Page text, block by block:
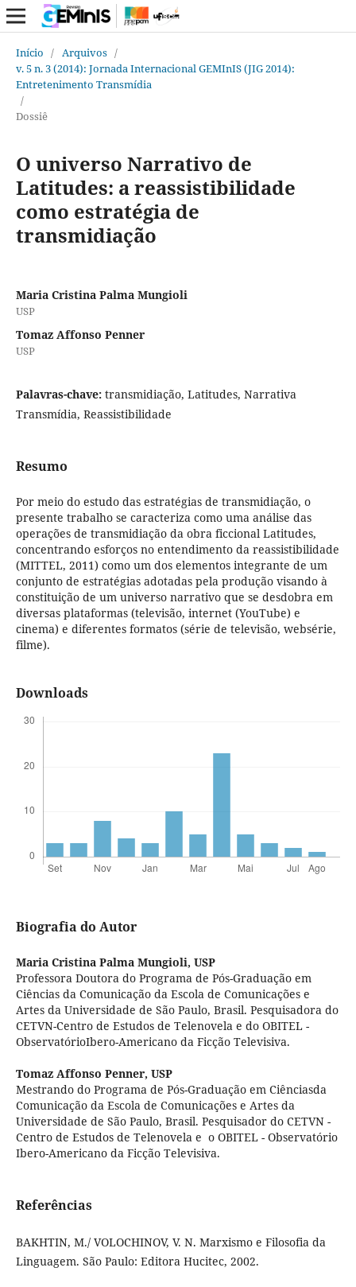
Início / Arquivos /
v. 5 n. 3 (2014): Jornada Internacional GEMInIS (JIG 2014):
Entretenimento Transmídia
/
Dossiê
O universo Narrativo de
Latitudes: a reassistibilidade
como estratégia de
transmidiação
Maria Cristina Palma Mungioli
USP
Tomaz Affonso Penner
USP
Palavras-chave: transmidiação, Latitudes, Narrativa
Transmídia, Reassistibilidade
Resumo
Por meio do estudo das estratégias de transmidiação, o
presente trabalho se caracteriza como uma análise das
operações de transmidiação da obra ficcional Latitudes,
concentrando esforços no entendimento da reassistibilidade
(MITTEL, 2011) como um dos elementos integrante de um
conjunto de estratégias adotadas pela produção visando à
constituição de um universo narrativo que se desdobra em
diversas plataformas (televisão, internet (YouTube) e
cinema) e diferentes formatos (série de televisão, websérie,
filme).
Downloads
Biografia do Autor
Maria Cristina Palma Mungioli, USP
Professora Doutora do Programa de Pós-Graduação em
Ciências da Comunicação da Escola de Comunicações e
Artes da Universidade de São Paulo, Brasil. Pesquisadora do
CETVN-Centro de Estudos de Telenovela e do OBITEL -
ObservatórioIbero-Americano da Ficção Televisiva.
Tomaz Affonso Penner, USP
Mestrando do Programa de Pós-Graduação em Ciênciasda
Comunicação da Escola de Comunicações e Artes da
Universidade de São Paulo, Brasil. Pesquisador do CETVN -
Centro de Estudos de Telenovela e o OBITEL - Observatório
Ibero-Americano da Ficção Televisiva.
Referências
BAKHTIN, M./ VOLOCHINOV, V. N. Marxismo e Filosofia da
Linguagem. São Paulo: Editora Hucitec, 2002.